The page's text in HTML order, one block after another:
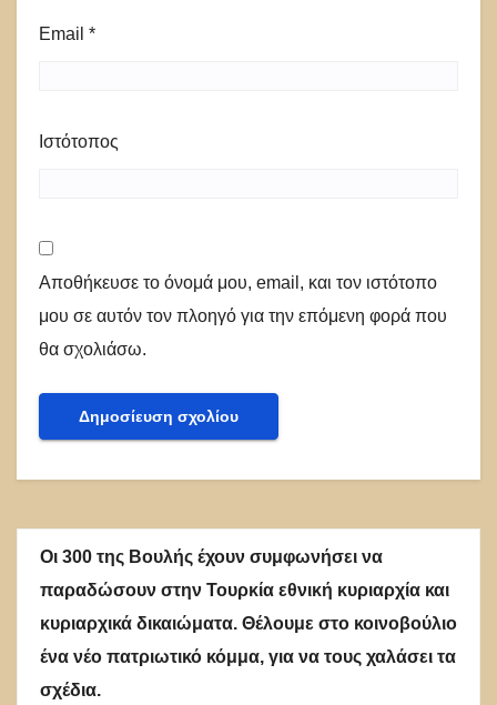
Email *
Ιστότοπος
Αποθήκευσε το όνομά μου, email, και τον ιστότοπο
μου σε αυτόν τον πλοηγό για την επόμενη φορά που
θα σχολιάσω.
Οι 300 της Βουλής έχουν συμφωνήσει να
παραδώσουν στην Τουρκία εθνική κυριαρχία και
κυριαρχικά δικαιώματα. Θέλουμε στο κοινοβούλιο
ένα νέο πατριωτικό κόμμα, για να τους χαλάσει τα
σχέδια.